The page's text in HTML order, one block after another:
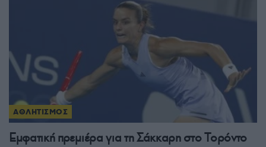
ΑΘΛΗΤΙΣΜΟΣ
Εμφατική πρεμιέρα για τη Σάκκαρη στο Τορόντο